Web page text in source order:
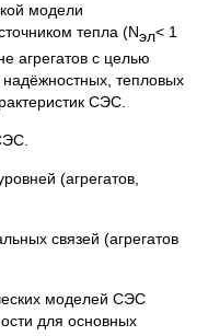
модели
тепла (Nэл< 1
агрегатов с целью
тепловых
СЭС.
(агрегатов,
связей (агрегатов
моделей СЭС
для основных